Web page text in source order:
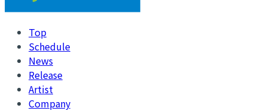
Top
Schedule
News
Release
Artist
Company